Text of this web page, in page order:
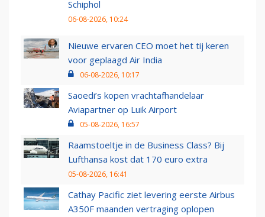
Schiphol
06-08-2026, 10:24
Nieuwe ervaren CEO moet het tij keren
voor geplaagd Air India
06-08-2026, 10:17
Saoedi’s kopen vrachtafhandelaar
Aviapartner op Luik Airport
05-08-2026, 16:57
Raamstoeltje in de Business Class? Bij
Lufthansa kost dat 170 euro extra
05-08-2026, 16:41
Cathay Pacific ziet levering eerste Airbus
A350F maanden vertraging oplopen